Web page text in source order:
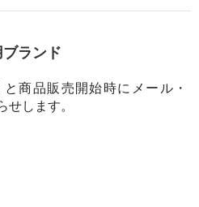
ランド
商品販売開始時にメール・
せします。